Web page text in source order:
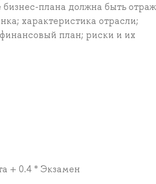
бизнес-плана должна быть
характеристика отрасли;
план; риски и их
+ 0.4 * Экзамен